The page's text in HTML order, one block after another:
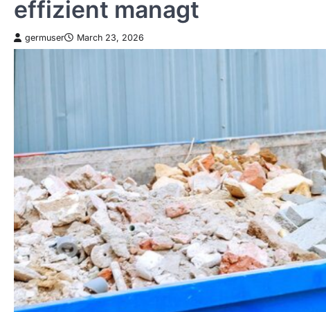
effizient managt
germuser March 23, 2026